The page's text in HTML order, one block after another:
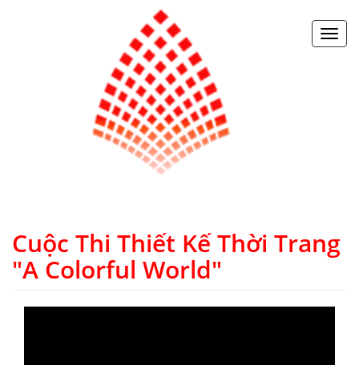
Cuộc Thi Thiết Kế Thời Trang
"A Colorful World"